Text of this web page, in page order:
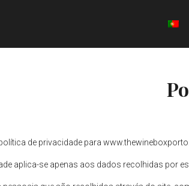
de privacidade para
aplica-se apenas aos dados recolhidas por